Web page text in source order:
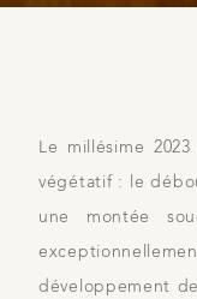
Le millésime
végétatif : le
une montée
développement